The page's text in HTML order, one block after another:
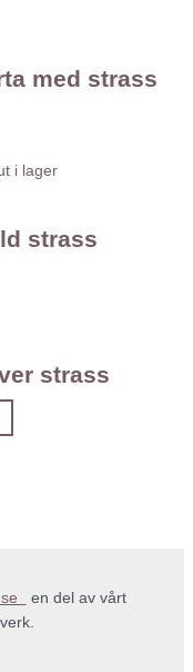
med strass
i lager
strass
strass
en del av vårt